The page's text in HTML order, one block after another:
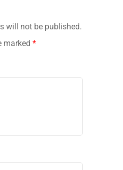
will not be published.
marked *